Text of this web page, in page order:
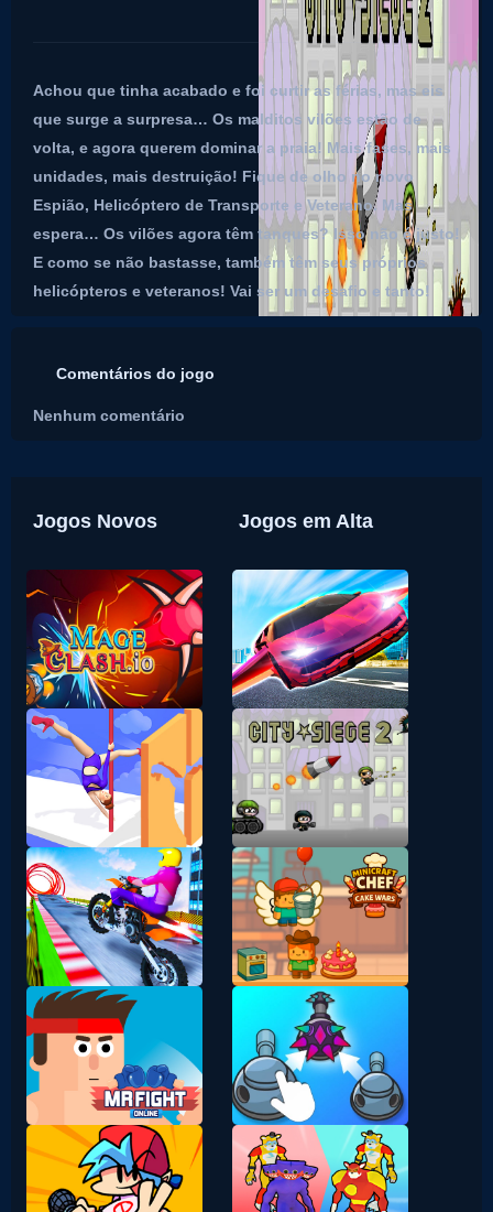
Achou que tinha acabado e foi curtir as férias, mas eis
que surge a surpresa… Os malditos vilões estão de
volta, e agora querem dominar a praia! Mais fases, mais
unidades, mais destruição! Fique de olho no novo
Espião, Helicóptero de Transporte e Veterano. Mas
espera… Os vilões agora têm tanques? Isso não é justo!
E como se não bastasse, também têm seus próprios
helicópteros e veteranos! Vai ser um desafio e tanto!
Comentários do jogo
Nenhum comentário
Jogos Novos Jogos em Alta